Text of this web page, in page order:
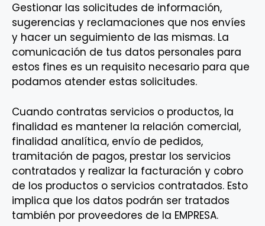
Gestionar las solicitudes de información,
sugerencias y reclamaciones que nos envíes
y hacer un seguimiento de las mismas. La
comunicación de tus datos personales para
estos fines es un requisito necesario para que
podamos atender estas solicitudes.
Cuando contratas servicios o productos, la
finalidad es mantener la relación comercial,
finalidad analítica, envío de pedidos,
tramitación de pagos, prestar los servicios
contratados y realizar la facturación y cobro
de los productos o servicios contratados. Esto
implica que los datos podrán ser tratados
también por proveedores de la EMPRESA.